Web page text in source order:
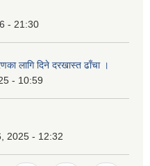
- 21:30
लागि दिने दरखास्त ढाँचा ।
- 10:59
2025 - 12:32